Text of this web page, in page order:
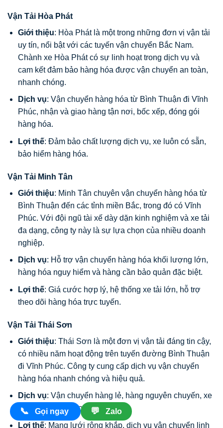
Vận Tải Hòa Phát
Giới thiệu: Hòa Phát là một trong những đơn vị vận tải
uy tín, nổi bật với các tuyến vận chuyển Bắc Nam.
Chành xe Hòa Phát có sự linh hoạt trong dịch vụ và
cam kết đảm bảo hàng hóa được vận chuyển an toàn,
nhanh chóng.
Dịch vụ: Vận chuyển hàng hóa từ Bình Thuận đi Vĩnh
Phúc, nhận và giao hàng tận nơi, bốc xếp, đóng gói
hàng hóa.
Lợi thế: Đảm bảo chất lượng dịch vụ, xe luôn có sẵn,
bảo hiểm hàng hóa.
Vận Tải Minh Tân
Giới thiệu: Minh Tân chuyên vận chuyển hàng hóa từ
Bình Thuận đến các tỉnh miền Bắc, trong đó có Vĩnh
Phúc. Với đội ngũ tài xế dày dặn kinh nghiệm và xe tải
đa dạng, công ty này là sự lựa chọn của nhiều doanh
nghiệp.
Dịch vụ: Hỗ trợ vận chuyển hàng hóa khối lượng lớn,
hàng hóa nguy hiểm và hàng cần bảo quản đặc biệt.
Lợi thế: Giá cước hợp lý, hệ thống xe tải lớn, hỗ trợ
theo dõi hàng hóa trực tuyến.
Vận Tải Thái Sơn
Giới thiệu: Thái Sơn là một đơn vị vận tải đáng tin cậy,
có nhiều năm hoạt động trên tuyến đường Bình Thuận
đi Vĩnh Phúc. Công ty cung cấp dịch vụ vận chuyển
hàng hóa nhanh chóng và hiệu quả.
Dịch vụ: Vận chuyển hàng lẻ, hàng nguyên chuyến, xe
cẩu, xe nâng, giao nhận tận nơi.
Lợi thế: Mạng lưới rộng khắp, dịch vụ vận chuyển linh
📞 Gọi ngay 💬 Zalo